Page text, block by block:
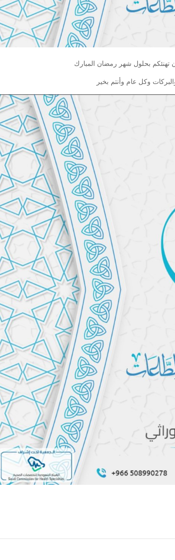
تهنئكم بحلول شهر رمضان المبارك
وكل عام وأنتم بخير